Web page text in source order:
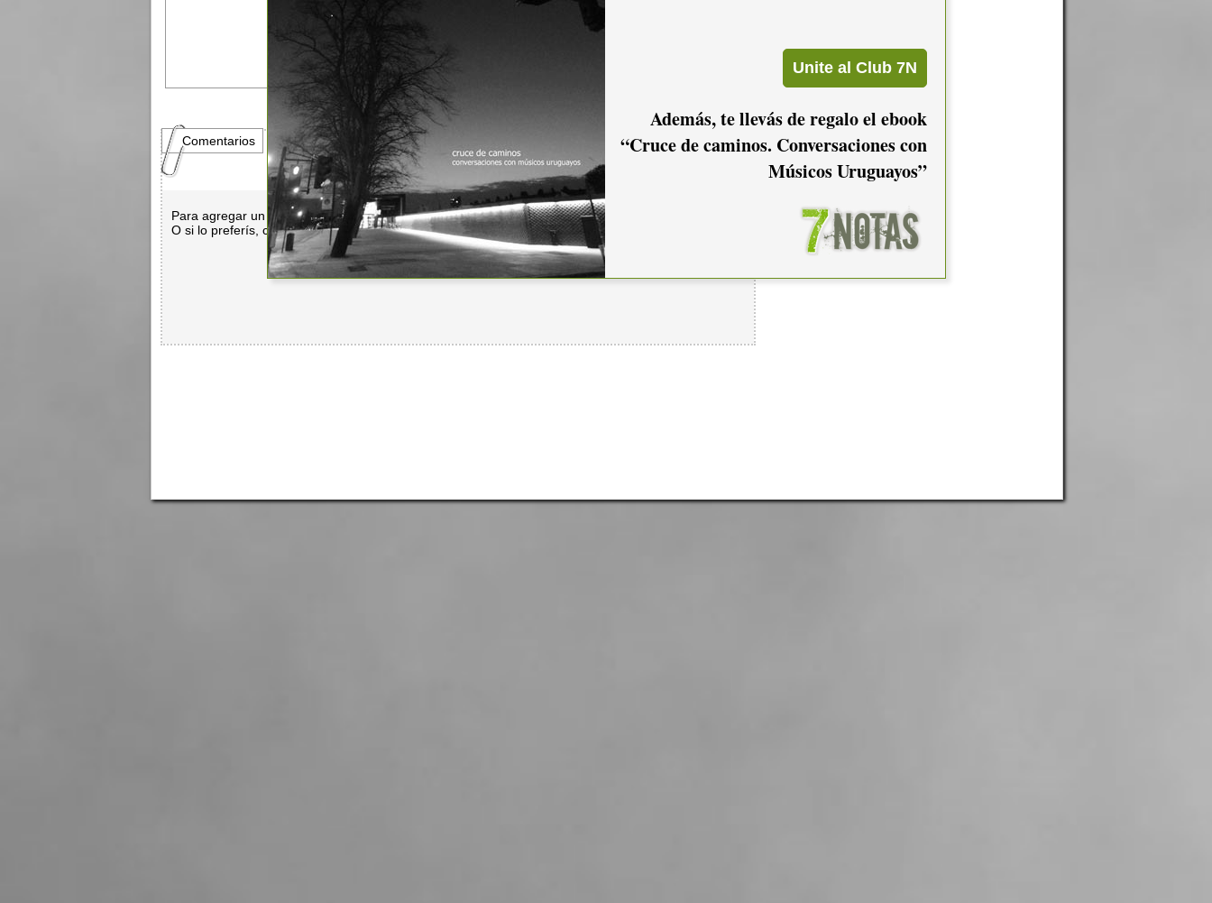
Comentarios
Para agregar un comentario es necesario hacerlogin.
O si lo preferís, con
Facebook
Además, te llevás de regalo el ebook
“Cruce de caminos. Conversaciones con
Músicos Uruguayos”